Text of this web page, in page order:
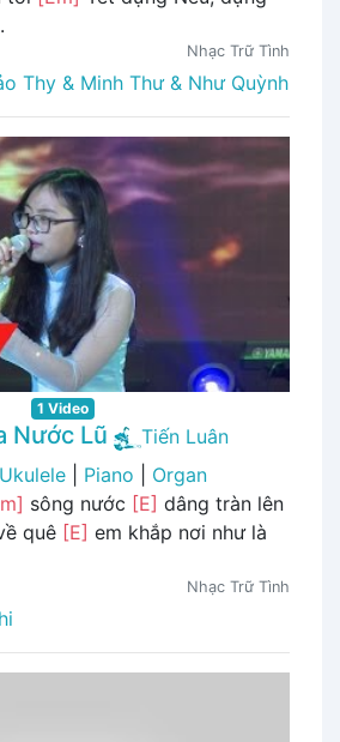
Nhạc Trữ Tình
Thy & Minh Thư & Như Quỳnh
1 Video
Nước Lũ
Tiến Luân
Ukulele Piano
Organ
sông nước [E] dâng tràn lên
quê [E] em khắp nơi như là
Nhạc Trữ Tình